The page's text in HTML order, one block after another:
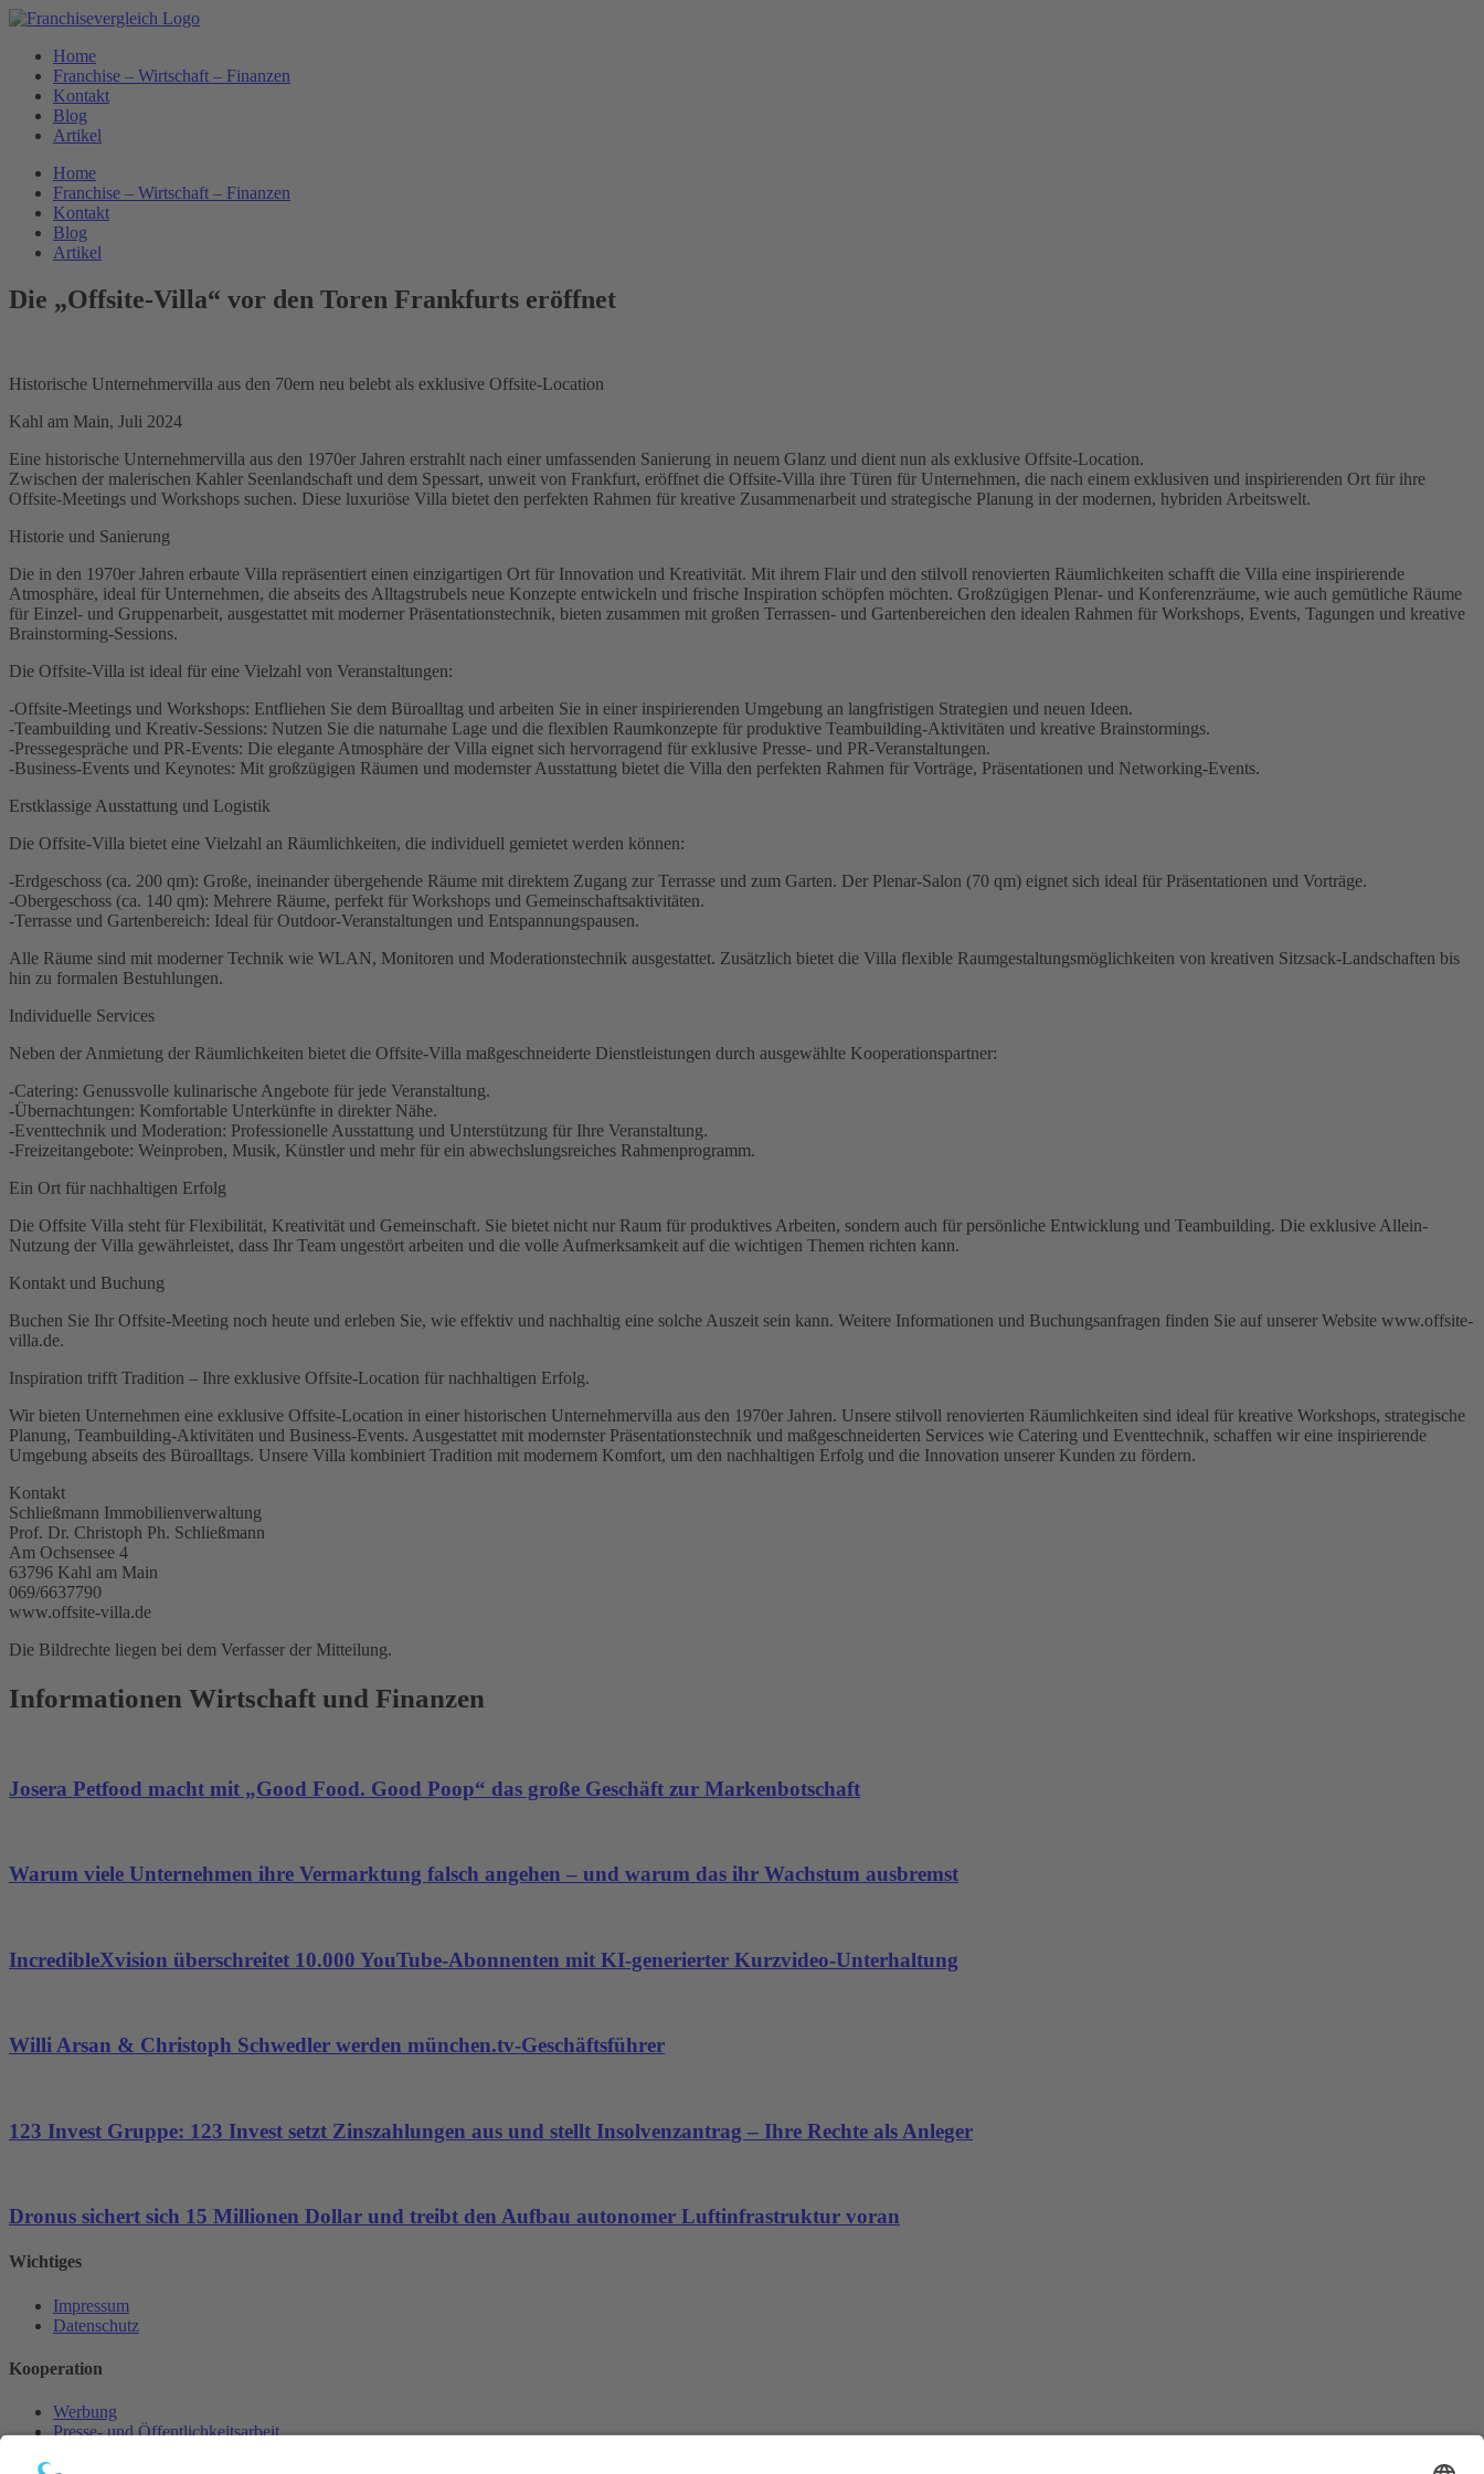
Zum
springenHome
Franchise – Wirtschaft – Finanzen
Kontakt
Blog
Artikel
Home
Franchise – Wirtschaft – Finanzen
Kontakt
Blog
Artikel
Die „Offsite-Villa“ vor den Toren Frankfurts eröffnet
Historische Unternehmervilla aus den 70ern neu belebt als exklusive Offsite-Location
Kahl am Main, Juli 2024
Eine historische Unternehmervilla aus den 1970er Jahren erstrahlt nach einer umfassenden Sanierung in neuem Glanz und dient nun als exklusive Offsite-Location.
Zwischen der malerischen Kahler Seenlandschaft und dem Spessart, unweit von Frankfurt, eröffnet die Offsite-Villa ihre Türen für Unternehmen, die nach einem exklusiven und inspirierenden Ort für ihre
Offsite-Meetings und Workshops suchen. Diese luxuriöse Villa bietet den perfekten Rahmen für kreative Zusammenarbeit und strategische Planung in der modernen, hybriden Arbeitswelt.
Historie und Sanierung
Die in den 1970er Jahren erbaute Villa repräsentiert einen einzigartigen Ort für Innovation und Kreativität. Mit ihrem Flair und den stilvoll renovierten Räumlichkeiten schafft die Villa eine inspirierende
Atmosphäre, ideal für Unternehmen, die abseits des Alltagstrubels neue Konzepte entwickeln und frische Inspiration schöpfen möchten. Großzügigen Plenar- und Konferenzräume, wie auch gemütliche Räume
für Einzel- und Gruppenarbeit, ausgestattet mit moderner Präsentationstechnik, bieten zusammen mit großen Terrassen- und Gartenbereichen den idealen Rahmen für Workshops, Events, Tagungen und kreative
Brainstorming-Sessions.
Die Offsite-Villa ist ideal für eine Vielzahl von Veranstaltungen:
-Offsite-Meetings und Workshops: Entfliehen Sie dem Büroalltag und arbeiten Sie in einer inspirierenden Umgebung an langfristigen Strategien und neuen Ideen.
-Teambuilding und Kreativ-Sessions: Nutzen Sie die naturnahe Lage und die flexiblen Raumkonzepte für produktive Teambuilding-Aktivitäten und kreative Brainstormings.
-Pressegespräche und PR-Events: Die elegante Atmosphäre der Villa eignet sich hervorragend für exklusive Presse- und PR-Veranstaltungen.
-Business-Events und Keynotes: Mit großzügigen Räumen und modernster Ausstattung bietet die Villa den perfekten Rahmen für Vorträge, Präsentationen und Networking-Events.
Erstklassige Ausstattung und Logistik
Die Offsite-Villa bietet eine Vielzahl an Räumlichkeiten, die individuell gemietet werden können:
-Erdgeschoss (ca. 200 qm): Große, ineinander übergehende Räume mit direktem Zugang zur Terrasse und zum Garten. Der Plenar-Salon (70 qm) eignet sich ideal für Präsentationen und Vorträge.
-Obergeschoss (ca. 140 qm): Mehrere Räume, perfekt für Workshops und Gemeinschaftsaktivitäten.
-Terrasse und Gartenbereich: Ideal für Outdoor-Veranstaltungen und Entspannungspausen.
Alle Räume sind mit moderner Technik wie WLAN, Monitoren und Moderationstechnik ausgestattet. Zusätzlich bietet die Villa flexible Raumgestaltungsmöglichkeiten von kreativen Sitzsack-Landschaften bis
hin zu formalen Bestuhlungen.
Individuelle Services
Neben der Anmietung der Räumlichkeiten bietet die Offsite-Villa maßgeschneiderte Dienstleistungen durch ausgewählte Kooperationspartner:
-Catering: Genussvolle kulinarische Angebote für jede Veranstaltung.
-Übernachtungen: Komfortable Unterkünfte in direkter Nähe.
-Eventtechnik und Moderation: Professionelle Ausstattung und Unterstützung für Ihre Veranstaltung.
-Freizeitangebote: Weinproben, Musik, Künstler und mehr für ein abwechslungsreiches Rahmenprogramm.
Ein Ort für nachhaltigen Erfolg
Die Offsite Villa steht für Flexibilität, Kreativität und Gemeinschaft. Sie bietet nicht nur Raum für produktives Arbeiten, sondern auch für persönliche Entwicklung und Teambuilding. Die exklusive Allein-
Nutzung der Villa gewährleistet, dass Ihr Team ungestört arbeiten und die volle Aufmerksamkeit auf die wichtigen Themen richten kann.
Kontakt und Buchung
Buchen Sie Ihr Offsite-Meeting noch heute und erleben Sie, wie effektiv und nachhaltig eine solche Auszeit sein kann. Weitere Informationen und Buchungsanfragen finden Sie auf unserer Website www.offsite-
villa.de.
Inspiration trifft Tradition – Ihre exklusive Offsite-Location für nachhaltigen Erfolg.
Wir bieten Unternehmen eine exklusive Offsite-Location in einer historischen Unternehmervilla aus den 1970er Jahren. Unsere stilvoll renovierten Räumlichkeiten sind ideal für kreative Workshops, strategische
Planung, Teambuilding-Aktivitäten und Business-Events. Ausgestattet mit modernster Präsentationstechnik und maßgeschneiderten Services wie Catering und Eventtechnik, schaffen wir eine inspirierende
Umgebung abseits des Büroalltags. Unsere Villa kombiniert Tradition mit modernem Komfort, um den nachhaltigen Erfolg und die Innovation unserer Kunden zu fördern.
Kontakt
Schließmann Immobilienverwaltung
Prof. Dr. Christoph Ph. Schließmann
Am Ochsensee 4
63796 Kahl am Main
069/6637790
www.offsite-villa.de
Die Bildrechte liegen bei dem Verfasser der Mitteilung.
Informationen Wirtschaft und Finanzen
Josera Petfood macht mit „Good Food. Good Poop“ das große Geschäft zur Markenbotschaft
Warum viele Unternehmen ihre Vermarktung falsch angehen – und warum das ihr Wachstum ausbremst
IncredibleXvision überschreitet 10.000 YouTube-Abonnenten mit KI-generierter Kurzvideo-Unterhaltung
Willi Arsan & Christoph Schwedler werden münchen.tv-Geschäftsführer
123 Invest Gruppe: 123 Invest setzt Zinszahlungen aus und stellt Insolvenzantrag – Ihre Rechte als Anleger
Dronus sichert sich 15 Millionen Dollar und treibt den Aufbau autonomer Luftinfrastruktur voran
Wichtiges
Impressum
Datenschutz
Kooperation
Werbung
Presse- und Öffentlichkeitsarbeit